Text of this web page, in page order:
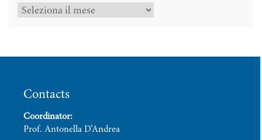
Contacts
Coordinator:
Prof. Antonella D’Andrea